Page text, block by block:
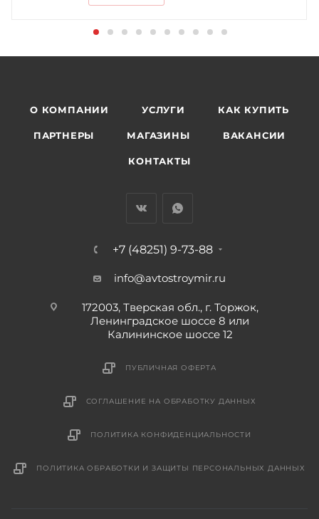
О КОМПАНИИ УСЛУГИ КАК КУПИТЬ
ПАРТНЕРЫ МАГАЗИНЫ ВАКАНСИИ
КОНТАКТЫ
+7 (48251) 9-73-88
info@avtostroymir.ru
172003, Тверская обл., г. Торжок,
Ленинградское шоссе 8 или
Калининское шоссе 12
ПУБЛИЧНАЯ ОФЕРТА
СОГЛАШЕНИЕ НА ОБРАБОТКУ ДАННЫХ
ПОЛИТИКА КОНФИДЕНЦИАЛЬНОСТИ
ПОЛИТИКА ОБРАБОТКИ И ЗАЩИТЫ ПЕРСОНАЛЬНЫХ ДАННЫХ